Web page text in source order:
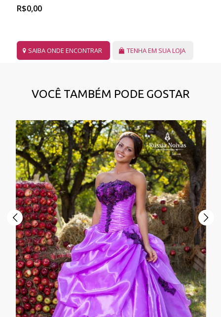
R$0,00
SAIBA ONDE ENCONTRAR TENHA EM SUA LOJA
VOCÊ TAMBÉM PODE GOSTAR